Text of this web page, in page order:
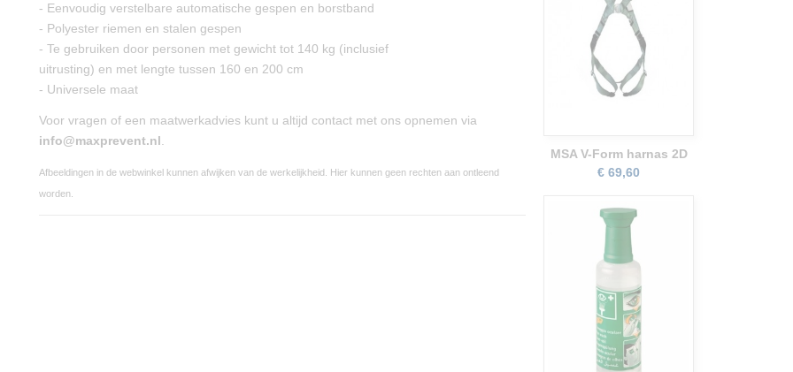
- Eenvoudig verstelbare automatische gespen en borstband
- Polyester riemen en stalen gespen
- Te gebruiken door personen met gewicht tot 140 kg (inclusief
uitrusting) en met lengte tussen 160 en 200 cm
- Universele maat
Voor vragen of een maatwerkadvies kunt u altijd contact met ons opnemen via
info@maxprevent.nl
Afbeeldingen in de webwinkel kunnen afwijken van de werkelijkheid. Hier kunnen geen rechten aan ontleend
worden.
MSA V-Form harnas 2D
€ 69,60